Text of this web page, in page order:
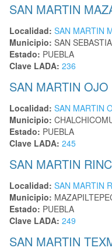
SAN MARTIN
Localidad: SAN MARTIN
Municipio: SAN
Estado: PUEBLA
Clave LADA: 236
SAN MARTIN OJO
Localidad: SAN MARTIN
Municipio:
Estado: PUEBLA
Clave LADA: 245
SAN MARTIN
Localidad: SAN MARTIN
Municipio:
Estado: PUEBLA
Clave LADA: 249
SAN MARTIN